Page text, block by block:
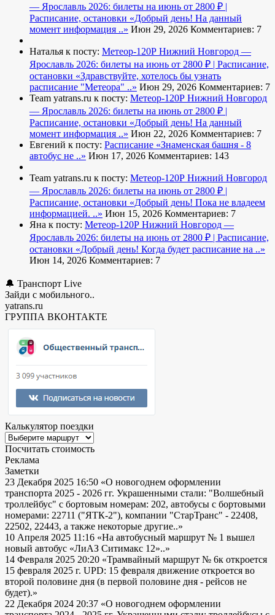
— Ярославль 2026: билеты на июнь от 2800 ₽ |
Расписание, остановки «Добрый день! На данный
момент информация ..» Июн 29, 2026 Комментариев: 7
Наталья к посту: Метеор-120Р Нижний Новгород —
Ярославль 2026: билеты на июнь от 2800 ₽ | Расписание,
остановки «Здравствуйте, хотелось бы узнать
расписание "Метеора" ..» Июн 29, 2026 Комментариев: 7
Team yatrans.ru к посту: Метеор-120Р Нижний Новгород
— Ярославль 2026: билеты на июнь от 2800 ₽ |
Расписание, остановки «Добрый день! На данный
момент информация ..» Июн 22, 2026 Комментариев: 7
Евгений к посту: Расписание «Знаменская башня - 8
автобус не ..» Июн 17, 2026 Комментариев: 143
Team yatrans.ru к посту: Метеор-120Р Нижний Новгород
— Ярославль 2026: билеты на июнь от 2800 ₽ |
Расписание, остановки «Добрый день! Пока не владеем
информацией. ..» Июн 15, 2026 Комментариев: 7
Яна к посту: Метеор-120Р Нижний Новгород —
Ярославль 2026: билеты на июнь от 2800 ₽ | Расписание,
остановки «Добрый день! Когда будет расписание на ..»
Июн 14, 2026 Комментариев: 7
🔔 Транспорт Live
Зайди с мобильного..
yatrans.ru
ГРУППА ВКОНТАКТЕ
Калькулятор поездки
Посчитать стоимость
Реклама
Заметки
23 Декабря 2025 16:50 «О новогоднем оформлении
транспорта 2025 - 2026 гг. Украшенными стали: "Волшебный
троллейбус" с бортовым номерам: 202, автобусы с бортовыми
номерами: 22711 ("ЯТК-2"), компании "СтарТранс" - 22408,
22502, 22443, а также некоторые другие..»
10 Апреля 2025 11:16 «На автобусный маршрут № 1 вышел
новый автобус «ЛиАЗ Ситимакс 12»..»
14 Февраля 2025 20:20 «Трамвайный маршрут № 6к откроется
15 февраля 2025 г. UPD: 15 февраля движение откроется во
второй половине дня (в первой половине дня - рейсов не
будет).»
22 Декабря 2024 20:37 «О новогоднем оформлении